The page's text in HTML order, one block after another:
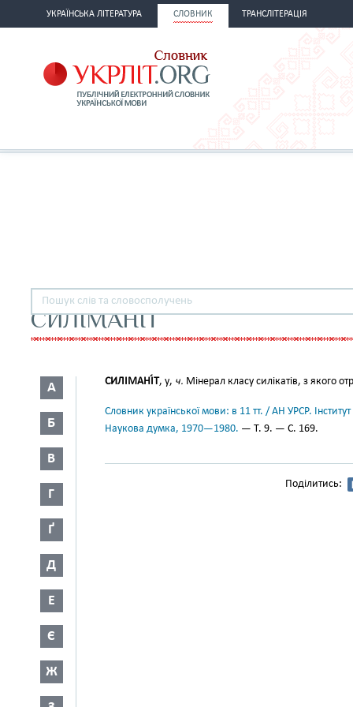
УКРАЇНСЬКА ЛІТЕРАТУРА СЛОВНИК ТРАНСЛІТЕРАЦІЯ
СИЛІМАНІТ
А
Б
В
Г
Ґ
Д
Е
Є
Ж
СИЛІМАНІ́Т, у, ч. Мінерал класу силікатів, з якого
Словник української мови: в 11 тт. / АН УРСР.
Наукова думка, 1970—1980. — Т. 9. — С. 169.
Поділитись: